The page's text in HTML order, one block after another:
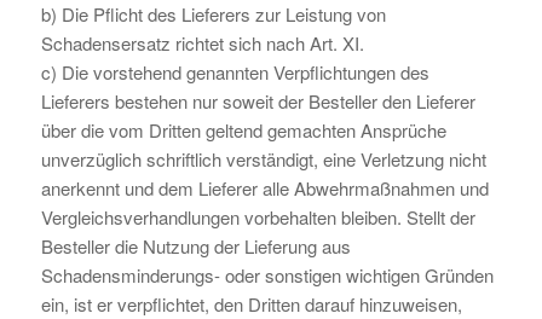
b) Die Pflicht des Lieferers zur Leistung von
Schadensersatz richtet sich nach Art. XI.
c) Die vorstehend genannten Verpflichtungen des
Lieferers bestehen nur soweit der Besteller den Lieferer
über die vom Dritten geltend gemachten Ansprüche
unverzüglich schriftlich verständigt, eine Verletzung nicht
anerkennt und dem Lieferer alle Abwehrmaßnahmen und
Vergleichsverhandlungen vorbehalten bleiben. Stellt der
Besteller die Nutzung der Lieferung aus
Schadensminderungs- oder sonstigen wichtigen Gründen
ein, ist er verpflichtet, den Dritten darauf hinzuweisen,